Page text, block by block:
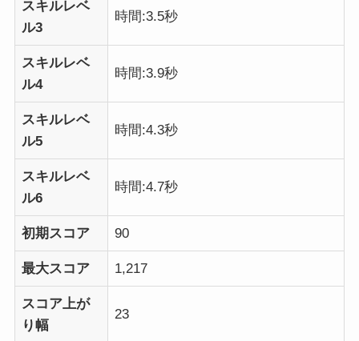
スキルレベ
ル3
時間:3.5秒
スキルレベ
ル4
時間:3.9秒
スキルレベ
ル5
時間:4.3秒
スキルレベ
ル6
時間:4.7秒
初期スコア 90
最大スコア 1,217
スコア上が
り幅
23